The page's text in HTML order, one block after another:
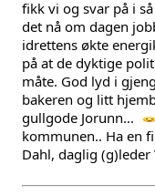
fikk vi og svar på i
det nå om dagen
idrettens økte
på at de dyktige
måte. God lyd i
bakeren og litt
gullgode Jorunn...
kommunen.. Ha en
Dahl, daglig (g)leder